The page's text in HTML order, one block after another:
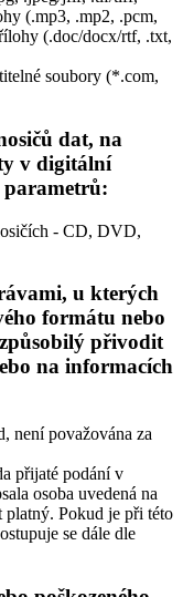
(.mp3, .mp2, .pcm,
(.doc/docx/rtf, .txt,
soubory (*.com,
dat, na
v digitální
parametrů:
- CD, DVD,
u kterých
formátu nebo
přivodit
na informacích
není považována za
přijaté podání v
osoba uvedená na
Pokud je při této
se dále dle